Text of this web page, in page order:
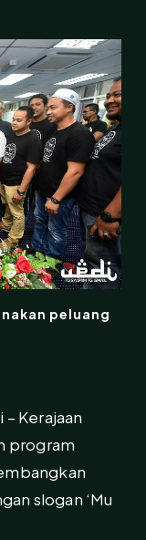
peluang
– Kerajaan
program
slogan ‘Mu